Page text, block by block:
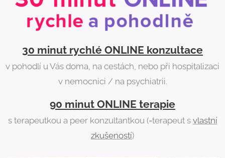
30 minut rychlé ONLINE konzultace
v pohodlí u Vás doma, na cestách, nebo při hospitalizaci
v nemocnici / na psychiatrii.
90 minut ONLINE terapie
s terapeutkou a peer konzultantkou (=terapeut s vlastní
zkušeností)